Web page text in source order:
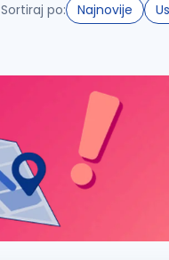
Sortiraj po: Najnovije